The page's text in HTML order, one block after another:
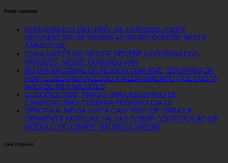
Posts recentes
PERNAMBUCO MEU PAÍS: DE CARNAVAL A MPB,
SEGUNDO DIA DE SHOWS AGITA ARCOVERDE NESTE
SÁBADO(08)
ZONA NORTE DO RECIFE RECEBE A CORRIDA DOS
PARQUES, NESTE DOMINGO (08)
NO DIA NACIONAL DA PESSOA COM AME, EDUARDO DA
FONTE DESTACA ACESSO A MEDICAMENTO QUE CUSTA
MAIS DE R$ 6 MILHÕES
ELEIÇÕES 2026: PRAZO PARA REGISTRO DE
CANDIDATURAS TERMINA PRÓXIMO DIA 15
DÉBORA ALMEIDA VISITA CANTEIRO DE OBRAS E
DESMENTE NOTÍCIAS FALSAS SOBRE CONSTRUÇÃO DE
MÓDULO DO CBMPE, EM BELO JARDIM
DESTAQUES